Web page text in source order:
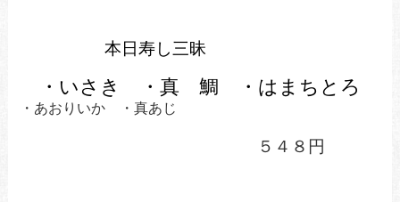
本日寿し三昧
・いさき ・真 鯛 ・はまちとろ
・あおりいか ・真あじ
５４８円